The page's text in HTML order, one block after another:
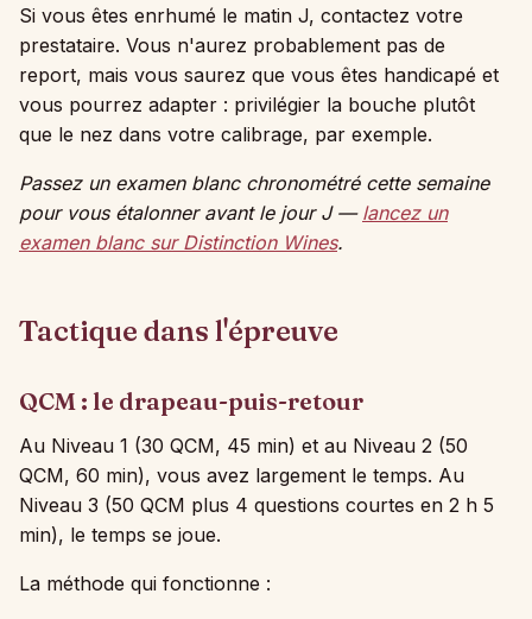
Si vous êtes enrhumé le matin J, contactez votre
prestataire. Vous n'aurez probablement pas de
report, mais vous saurez que vous êtes handicapé et
vous pourrez adapter : privilégier la bouche plutôt
que le nez dans votre calibrage, par exemple.
Passez un examen blanc chronométré cette semaine
pour vous étalonner avant le jour J — lancez un
examen blanc sur Distinction Wines.
Tactique dans l'épreuve
QCM : le drapeau-puis-retour
Au Niveau 1 (30 QCM, 45 min) et au Niveau 2 (50
QCM, 60 min), vous avez largement le temps. Au
Niveau 3 (50 QCM plus 4 questions courtes en 2 h 5
min), le temps se joue.
La méthode qui fonctionne :